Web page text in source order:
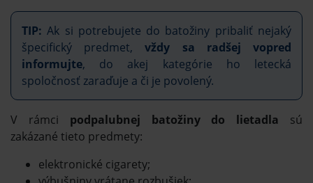
TIP: Ak si potrebujete do batožiny pribaliť nejaký
špecifický predmet,vždy sa radšej vopred
informujte, do akej kategórie ho letecká
spoločnosť zaraďuje a či je povolený.
V rámci podpalubnej batožiny do lietadla sú
zakázané tieto predmety:
elektronické cigarety;